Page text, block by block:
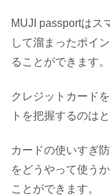
MUJI passportはス
して溜まったポイ
ることができます。
クレジットカード
トを把握するのは
カードの使いすぎ
をどうやって使う
ことができます。